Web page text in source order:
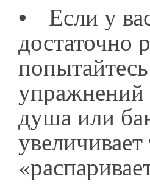
•
Если у
достаточно
упражнений
душа или